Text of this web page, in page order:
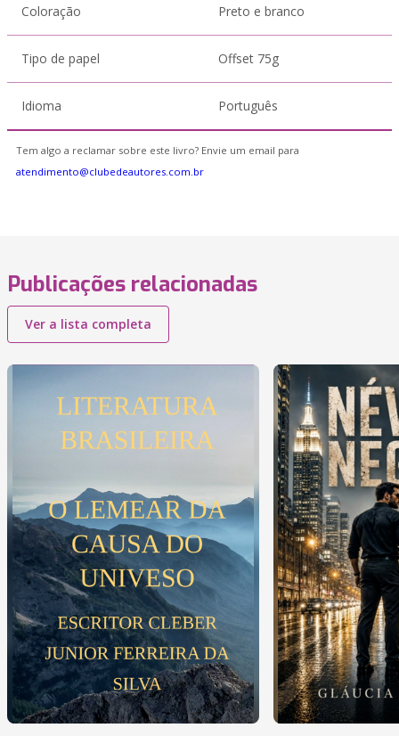
Coloração Preto e branco
Tipo de papel Offset 75g
Idioma Português
Tem algo a reclamar sobre este livro? Envie um email para
atendimento@clubedeautores.com.br
Publicações relacionadas
Ver a lista completa